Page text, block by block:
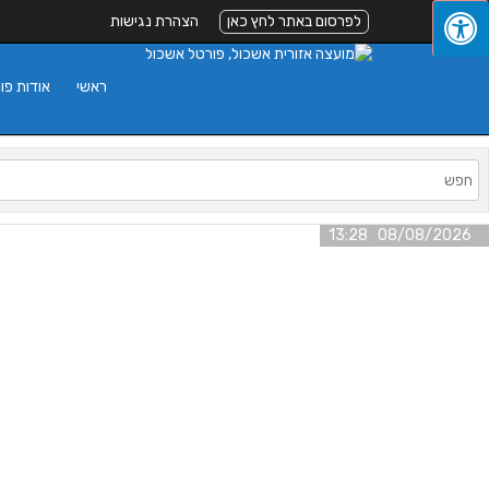
לפרסום באתר לחץ כאן הצהרת נגישות
אודות ראשי
08/08/2026 13:28